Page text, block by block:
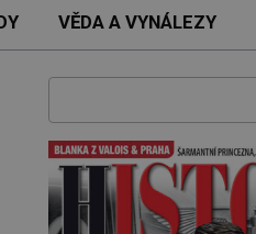
VĚDA A VYNÁLEZY